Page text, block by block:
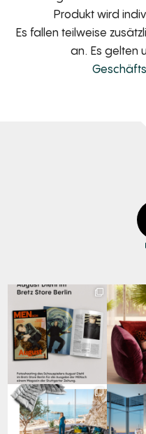
Produkt wird
Es fallen teilweise
an. Es gelten
und Design:
Schauspieler August...
42 7
Den
Für jeden Lieblingsplatz
die passende Cloud.
☁️...
Cloud 7
Sitzen,